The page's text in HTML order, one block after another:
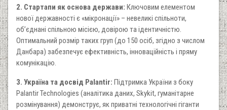
2. Стартапи як основа держави: Ключовим елементом
нової державності є «мікронації» – невеликі спільноти,
об’єднані спільною місією, довірою та ідентичністю.
Оптимальний розмір таких груп (до 150 осіб, згідно з числом
Данбара) забезпечує ефективність, інноваційність і пряму
комунікацію.
3. Україна та досвід Palantir: Підтримка України з боку
Palantir Technologies (аналітика даних, Skykit, гуманітарне
розмінування) демонструє, як приватні технологічні гіганти